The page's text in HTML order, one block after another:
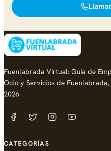
Llamar
Fuenlabrada Virtual: Guia de
Ocio y Servicios de
2026
CATEGORÍAS